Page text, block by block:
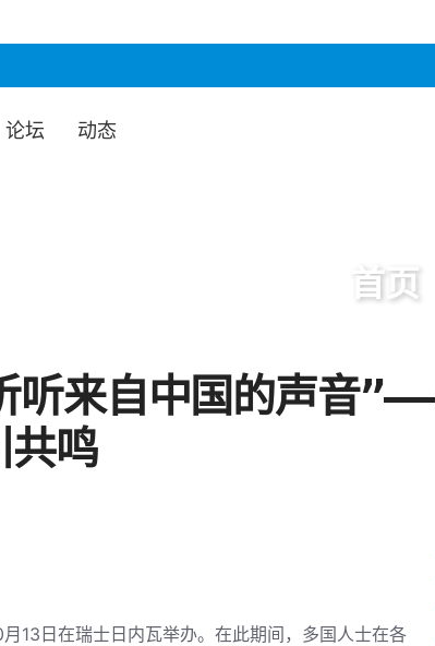
论坛 动态
首页
听来自中国的声音
共鸣
13日在瑞士日内瓦举办。在此期间，多国人士在各